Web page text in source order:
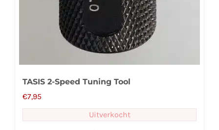
TASIS 2-Speed Tuning Tool
€7,95
Uitverkocht